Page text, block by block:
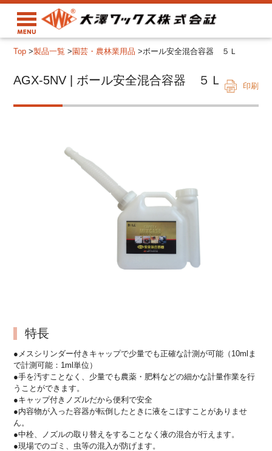
Top >製品一覧 >園芸・農林業用品 >ボール安全混合容器 ５Ｌ
AGX-5NV | ボール安全混合容器 ５Ｌ 印刷
特長
●メスシリンダー付きキャップで少量でも正確な計測が可能（10mlま
で計測可能：1ml単位）
●手を汚すことなく、少量でも農薬・肥料などの細かな計量作業を行
うことができます。
●キャップ付きノズルだから便利で安全
●内容物が入った容器が転倒したときに液をこぼすことがありませ
ん。
●中栓、ノズルの取り替えをすることなく液の混合が行えます。
●現場でのゴミ、虫等の混入が防げます。